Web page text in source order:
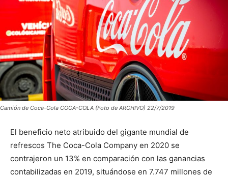
Camión de Coca-Cola COCA-COLA (Foto de ARCHIVO) 22/7/2019
El beneficio neto atribuido del gigante mundial de
refrescos The Coca-Cola Company en 2020 se
contrajeron un 13% en comparación con las ganancias
contabilizadas en 2019, situándose en 7.747 millones de